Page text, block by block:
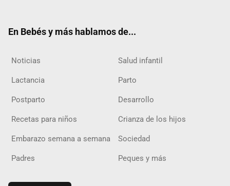
En Bebés y más hablamos de...
Noticias Salud infantil
Lactancia Parto
Postparto Desarrollo
Recetas para niños Crianza de los hijos
Embarazo semana a semana Sociedad
Padres Peques y más